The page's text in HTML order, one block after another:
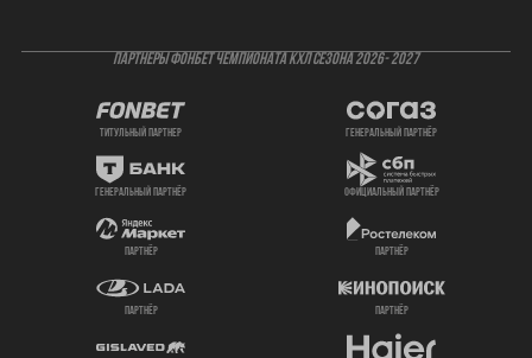
ПАРТНЕРЫ ФОНБЕТ ЧЕМПИОНАТА КХЛ СЕЗОНА 2026- 2027
титульный партнер генеральный партнёр
генеральный партнёр официальный партнёр
партнёр партнёр
партнёр партнёр